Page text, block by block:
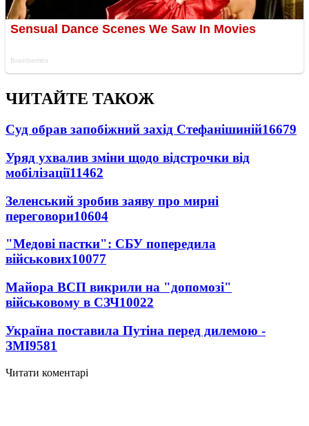
ЧИТАЙТЕ ТАКОЖ
Суд обрав запобіжний захід Стефанішиній16679
Уряд ухвалив зміни щодо відстрочки від
мобілізації11462
Зеленський зробив заяву про мирні
переговори10604
"Медові пастки": СБУ попередила
військових10077
Майора ВСП викрили на "допомозі"
військовому в СЗЧ10022
Україна поставила Путіна перед дилемою -
ЗМІ9581
Читати коментарі